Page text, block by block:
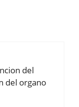
del
del organo